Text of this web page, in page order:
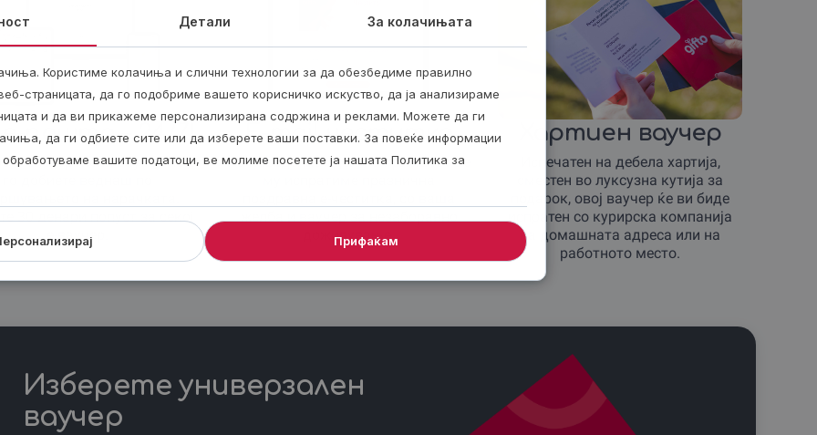
пошта – 24/7!
електронски ваучер и ќе
30 денари попуст за секој
е-ваучер.
E-mail честитка
На наведениот ден, на примачот ќе
желба и ваучер за незаборавно
доживување.
Хартиен ваучер
Испечатен на дебела хартија,
сместен во луксузна кутија за
подарок, овој ваучер ќе ви биде
испратен со курирска компанија
на домашната адреса или на
работното место.
Изберете универзален
ваучер
Детали За колачињата
Користиме колачиња и слични технологии за да обезбедиме правилно
страницата, да го подобриме вашето корисничко искуство, да ја анализираме
и да ви прикажеме персонализирана содржина и реклами. Можете да ги
да ги одбиете сите или да изберете ваши поставки. За повеќе информации
обработуваме вашите податоци, ве молиме посетете ја нашата Политика за
Прифаќам